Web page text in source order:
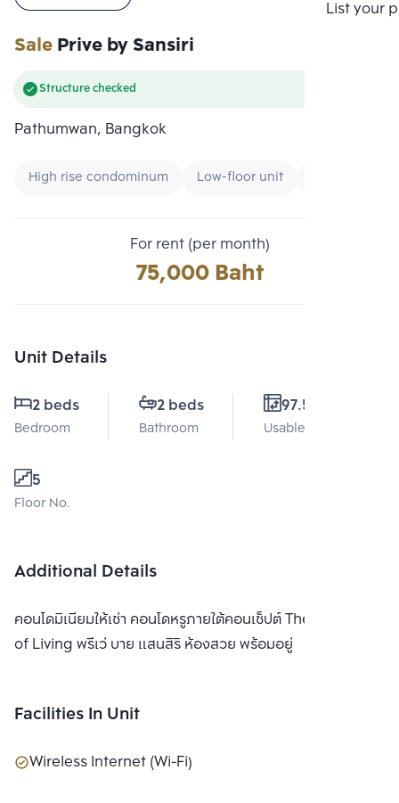
List your
SalePrive by Sansiri
Structure checked
Pathumwan, Bangkok
High rise condominum Low-floor unit
For rent (per month)
75,000 Baht
Unit Details
2 beds
Bedroom
2 beds
Bathroom
97.5 Sq.m.
Usable area
5
Floor No.
Additional Details
คอนโดมิเนียมให้เช่า คอนโดหรูภายใต้คอนเซ็ปต์ The Pinnacle
of Living พรีเว่ บาย แสนสิริ ห้องสวย พร้อมอยู่
Facilities In Unit
Wireless Internet (Wi-Fi)